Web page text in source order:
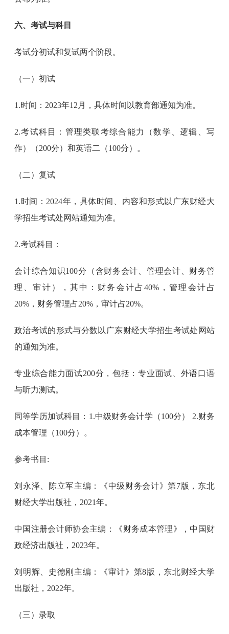
六、考试与科目
考试分初试和复试两个阶段。
（一）初试
1.时间：2023年12月，具体时间以教育部通知为准。
2.考试科目：管理类联考综合能力（数学、逻辑、写
作）（200分）和英语二（100分）。
（二）复试
1.时间：2024年，具体时间、内容和形式以广东财经大
学招生考试处网站通知为准。
2.考试科目：
会计综合知识100分（含财务会计、管理会计、财务管
理、审计），其中：财务会计占40%，管理会计占
20%，财务管理占20%，审计占20%。
政治考试的形式与分数以广东财经大学招生考试处网站
的通知为准。
专业综合能力面试200分，包括：专业面试、外语口语
与听力测试。
同等学历加试科目：1.中级财务会计学（100分） 2.财务
成本管理（100分）。
参考书目:
刘永泽、陈立军主编：《中级财务会计》第7版，东北
财经大学出版社，2021年。
中国注册会计师协会主编：《财务成本管理》，中国财
政经济出版社，2023年。
刘明辉、史德刚主编：《审计》第8版，东北财经大学
出版社，2022年。
（三）录取